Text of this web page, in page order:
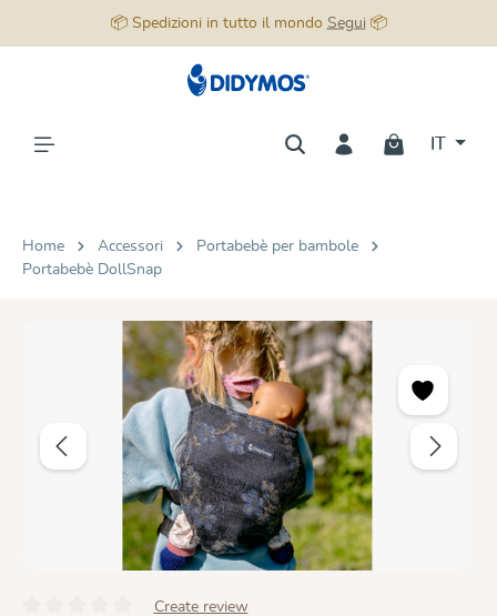
📦 Spedizioni in tutto il mondo Segui📦
Home Accessori
Portabebè per bambole
Portabebè DollSnap
Salta la galleria di immagini
Create review